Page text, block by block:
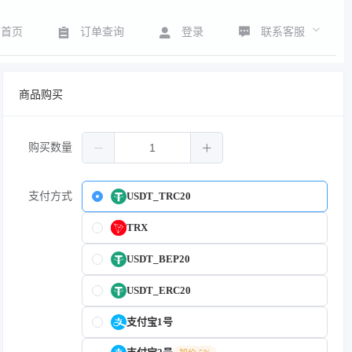
首页 订单查询 登录 联系客服
商品购买
购买数量
支付方式 USDT_TRC20
TRX
USDT_BEP20
USDT_ERC20
支付宝1号